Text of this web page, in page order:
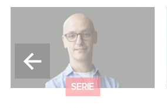
SERIE
Gaumont USA Acquires
OPUS, an Investigation into
the Fall of Banco Popular